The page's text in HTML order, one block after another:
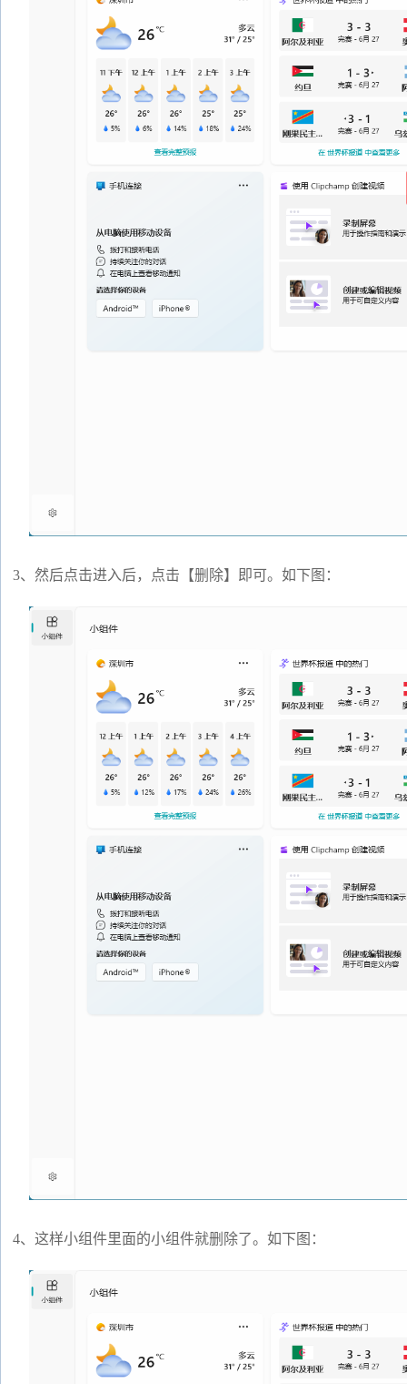
3、然后点击进入后，点击【删除】即可。如下图：
4、这样小组件里面的小组件就删除了。如下图：